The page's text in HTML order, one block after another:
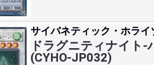
サイバネティック・ホライ
ドラグニティナイト-
(CYHO-JP032)